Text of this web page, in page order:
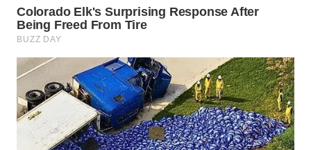
WN
LANGKAT
WN
TAPANULI
SELATAN